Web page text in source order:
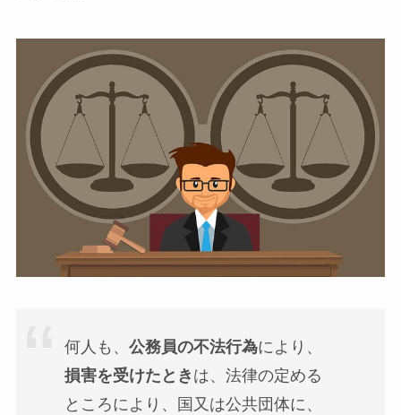
何人も、 公務員の不法行為により、
損害を受けたとき は、法律の定める
ところにより、国又は公共団体に、